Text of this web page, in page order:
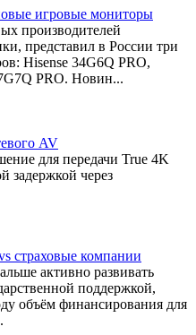
игровые мониторы
производителей
представил в России три
Hisense 34G6Q PRO,
PRO. Новин...
AV
для передачи True 4K
задержкой через
страховые компании
активно развивать
поддержкой,
объём финансирования для